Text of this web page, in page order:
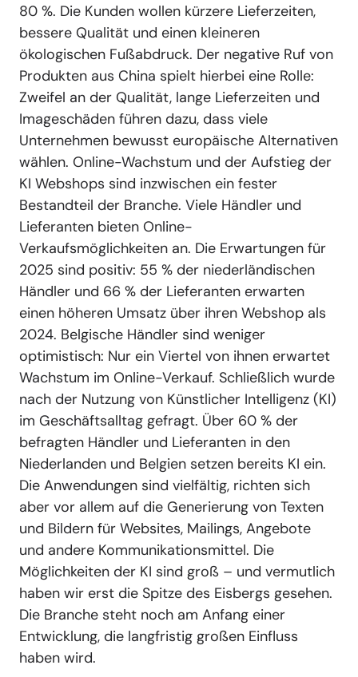
80 %. Die Kunden wollen kürzere Lieferzeiten,
bessere Qualität und einen kleineren
ökologischen Fußabdruck. Der negative Ruf von
Produkten aus China spielt hierbei eine Rolle:
Zweifel an der Qualität, lange Lieferzeiten und
Imageschäden führen dazu, dass viele
Unternehmen bewusst europäische Alternativen
wählen. Online-Wachstum und der Aufstieg der
KI Webshops sind inzwischen ein fester
Bestandteil der Branche. Viele Händler und
Lieferanten bieten Online-
Verkaufsmöglichkeiten an. Die Erwartungen für
2025 sind positiv: 55 % der niederländischen
Händler und 66 % der Lieferanten erwarten
einen höheren Umsatz über ihren Webshop als
2024. Belgische Händler sind weniger
optimistisch: Nur ein Viertel von ihnen erwartet
Wachstum im Online-Verkauf. Schließlich wurde
nach der Nutzung von Künstlicher Intelligenz (KI)
im Geschäftsalltag gefragt. Über 60 % der
befragten Händler und Lieferanten in den
Niederlanden und Belgien setzen bereits KI ein.
Die Anwendungen sind vielfältig, richten sich
aber vor allem auf die Generierung von Texten
und Bildern für Websites, Mailings, Angebote
und andere Kommunikationsmittel. Die
Möglichkeiten der KI sind groß – und vermutlich
haben wir erst die Spitze des Eisbergs gesehen.
Die Branche steht noch am Anfang einer
Entwicklung, die langfristig großen Einfluss
haben wird.